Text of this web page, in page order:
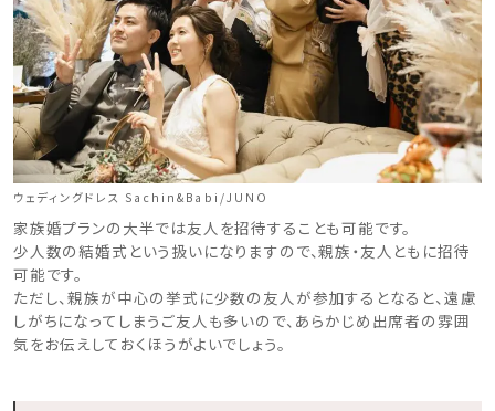
ウェディングドレス Sachin&Babi/JUNO
家族婚プランの大半では友人を招待することも可能です。
少人数の結婚式という扱いになりますので、親族・友人ともに招待
可能です。
ただし、親族が中心の挙式に少数の友人が参加するとなると、遠慮
しがちになってしまうご友人も多いので、あらかじめ出席者の雰囲
気をお伝えしておくほうがよいでしょう。